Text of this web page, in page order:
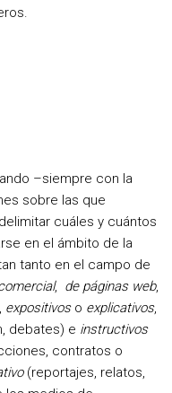
–siempre con la
sobre las que
cuáles y cuántos
en el ámbito de la
tanto en el campo de
, de páginas web,
expositivoso explicativos,
debates) e instructivos
contratos o
(reportajes, relatos,